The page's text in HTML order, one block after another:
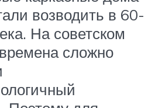
возводить в 60-
На советском
сложно